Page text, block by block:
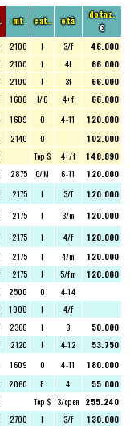
mt cat. età
dotaz.
€
2100 I 3/f
46.000
2100 I 4f
66.000
2100 I 3f
66.000
1600 I/O 4+f
66.000
1609 O 4-11
120.000
2140 O
102.000
Top $ 4+/f
148.890
2875 O/M 6-11
120.000
2175 I 3/f
120.000
2175 I 3/m
120.000
2175 I 4/f
120.000
2175 I 4/m
120.000
2175 I 5/fm
120.000
2500 O
4-14
1900 I
4/f
2360 I 3
50.000
2120 I 4-12
53.750
1609 O 4-11
180.000
2060 E 4
55.000
Top $ 3/open 255.240
2700 I 3/f
130.000